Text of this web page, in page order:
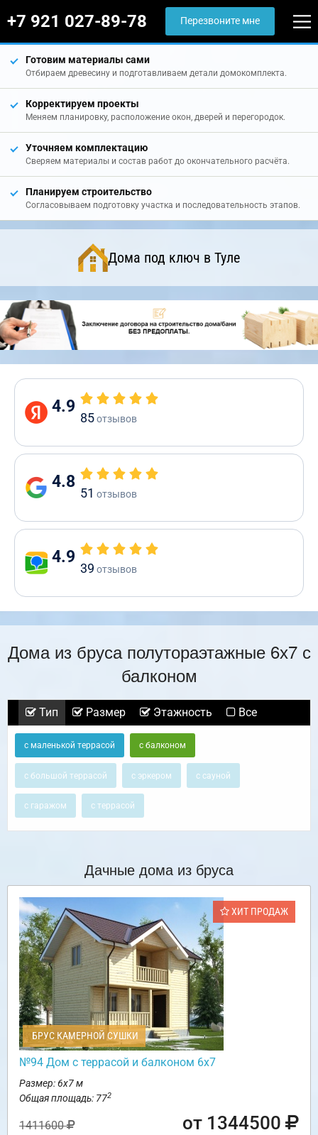
+7 921 027-89-78 Перезвоните мне
Готовим материалы сами
Отбираем древесину и подготавливаем детали домокомплекта.
Корректируем проекты
Меняем планировку, расположение окон, дверей и перегородок.
Уточняем комплектацию
Сверяем материалы и состав работ до окончательного расчёта.
Планируем строительство
Согласовываем подготовку участка и последовательность этапов.
Дома под ключ в Туле
4.9
85отзывов
4.8
51 отзывов
4.9
39 отзывов
Дома из бруса полутораэтажные 6х7 с
балконом
Тип Размер Этажность Все
с маленькой террасой с балконом
с большой террасой с эркером с сауной
с гаражом с террасой
Дачные дома из бруса
ХИТ ПРОДАЖ
БРУС КАМЕРНОЙ СУШКИ
№94 Дом с террасой и балконом 6х7
Размер: 6х7 м
Общая площадь: 772
1411600 от 1344500